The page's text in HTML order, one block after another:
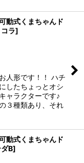
動式くまちゃんド
ラ]
人形です！！ ハチ
したちょっとオシ
ャラクターです♪
３種類あり、それ
動式くまちゃんド
B]